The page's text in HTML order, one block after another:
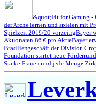
&quot;Fit for Gaming -
der Arche lernen und spielen mit
Spielzeit 2019/20 vorzeitigBayer
Aktionären 86 € pro AktieBayer
Brasiliengeschäft der Division
Foundation startet neue
Starke Frauen und jede Menge